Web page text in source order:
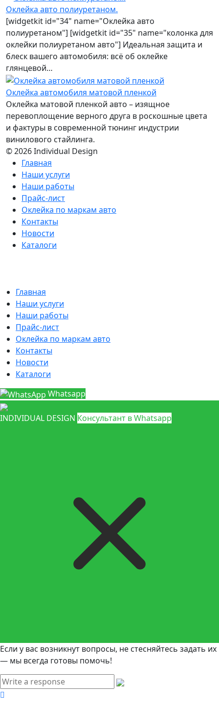
Оклейка авто полиуретаном.
[widgetkit id="34" name="Оклейка авто
полиуретаном"] [widgetkit id="35" name="колонка для
оклейки полиуретаном авто"] Идеальная защита и
блеск вашего автомобиля: всё об оклейке
глянцевой…
Оклейка автомобиля матовой пленкой
Оклейка матовой пленкой авто – изящное
перевоплощение верного друга в роскошные цвета
и фактуры в современной тюнинг индустрии
винилового стайлинга.
© 2026 Individual Design
Главная
Наши услуги
Наши работы
Прайс-лист
Оклейка по маркам авто
Контакты
Новости
Каталоги
Главная
Наши услуги
Наши работы
Прайс-лист
Оклейка по маркам авто
Контакты
Новости
Каталоги
Whatsapp
INDIVIDUAL DESIGN Консультант в Whatsapp
Если у вас возникнут вопросы, не стесняйтесь задать их
— мы всегда готовы помочь!